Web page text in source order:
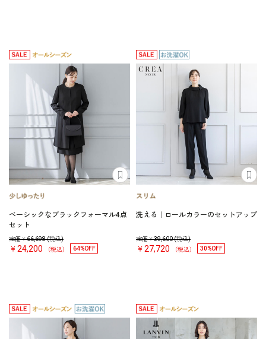
ベーシックなブラックフォーマル4点
セット
定価￥66,698(税込)
￥24,200 （税込） 64%OFF
洗える｜ロールカラーのセットアップ
定価￥39,600(税込)
￥27,720 （税込） 30%OFF